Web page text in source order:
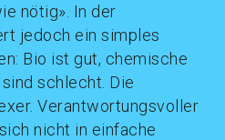
nötig». In der
jedoch ein simples
Bio ist gut, chemische
schlecht. Die
Verantwortungsvoller
nicht in einfache